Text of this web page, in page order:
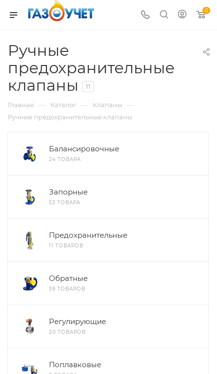
0
Ручные
предохранительные
клапаны
11
Главная — Каталог — Клапаны —
Ручные предохранительные клапаны
Балансировочные
24 ТОВАРА
Запорные
53 ТОВАРА
Предохранительные
11 ТОВАРОВ
Обратные
39 ТОВАРОВ
Регулирующие
20 ТОВАРОВ
Поплавковые